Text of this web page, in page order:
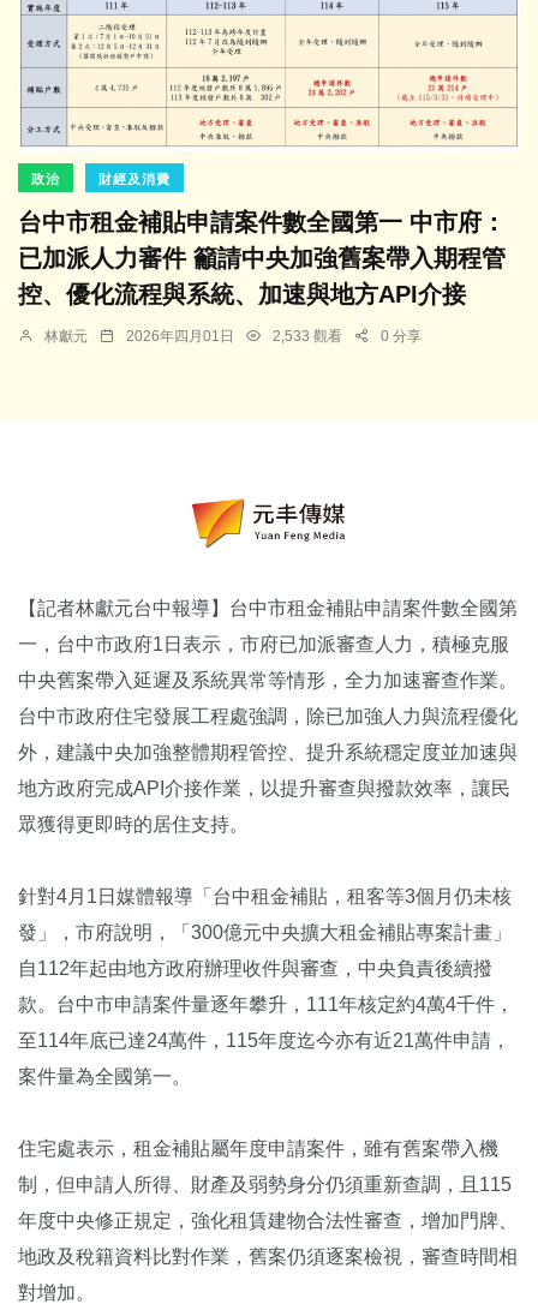
政治 財經及消費
台中市租金補貼申請案件數全國第一 中市府：
已加派人力審件 籲請中央加強舊案帶入期程管
控、優化流程與系統、加速與地方API介接
林獻元 2026年四月01日 2,533 觀看 0 分享
【記者林獻元台中報導】台中市租金補貼申請案件數全國第
一，台中市政府1日表示，市府已加派審查人力，積極克服
中央舊案帶入延遲及系統異常等情形，全力加速審查作業。
台中市政府住宅發展工程處強調，除已加強人力與流程優化
外，建議中央加強整體期程管控、提升系統穩定度並加速與
地方政府完成API介接作業，以提升審查與撥款效率，讓民
眾獲得更即時的居住支持。
針對4月1日媒體報導「台中租金補貼，租客等3個月仍未核
發」，市府說明，「300億元中央擴大租金補貼專案計畫」
自112年起由地方政府辦理收件與審查，中央負責後續撥
款。台中市申請案件量逐年攀升，111年核定約4萬4千件，
至114年底已達24萬件，115年度迄今亦有近21萬件申請，
案件量為全國第一。
住宅處表示，租金補貼屬年度申請案件，雖有舊案帶入機
制，但申請人所得、財產及弱勢身分仍須重新查調，且115
年度中央修正規定，強化租賃建物合法性審查，增加門牌、
地政及稅籍資料比對作業，舊案仍須逐案檢視，審查時間相
對增加。